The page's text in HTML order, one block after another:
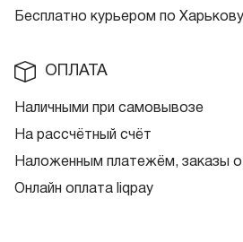
Бесплатно курьером по
ОПЛАТА
Наличными при самовывозе
На рассчётный счёт
Наложенным платежём, заказы
Онлайн оплата liqpay